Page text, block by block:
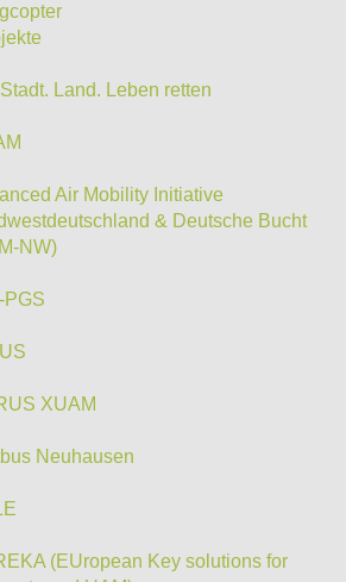
Land. Leben retten
Air Mobility Initiative
& Deutsche Bucht
NW)
PGS
XUAM
Neuhausen
(EUropean Key solutions for